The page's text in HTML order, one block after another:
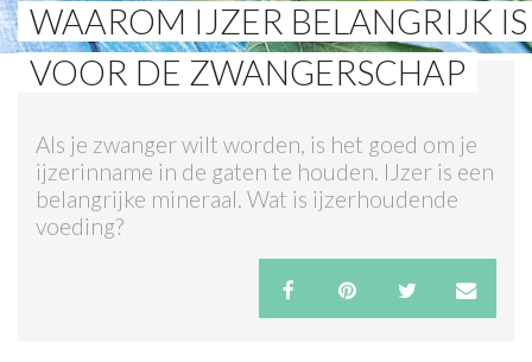
LIFESTYLE
SHOPS
ACTIES & KORTING
WAAROM IJZER BELANGRIJK IS
VOOR DE ZWANGERSCHAP
Als je zwanger wilt worden, is het goed om je
ijzerinname in de gaten te houden. IJzer is een
belangrijke mineraal. Wat is ijzerhoudende
voeding?